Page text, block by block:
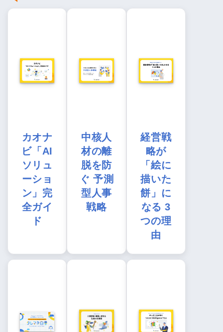
カオナ
ビ「AI
ソリュ
ーショ
ン」完
全ガイ
ド
中核人
材の離
脱を防
ぐ 予測
型人事
戦略
経営戦
略が
「絵に
描いた
餅」に
なる 3
つの理
由